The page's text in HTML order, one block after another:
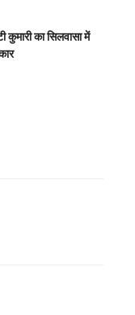
कुमारी का सिलवासा में